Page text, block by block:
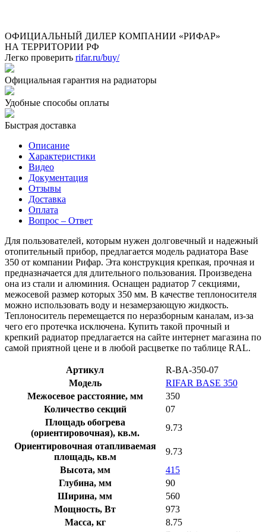
ОФИЦИАЛЬНЫЙ ДИЛЕР КОМПАНИИ «РИФАР»
НА ТЕРРИТОРИИ РФ
Легко проверить rifar.ru/buy/
Официальная гарантия на радиаторы
Удобные способы оплаты
Быстрая доставка
Описание
Характеристики
Видео
Документация
Отзывы
Доставка
Оплата
Вопрос – Ответ
Для пользователей, которым нужен долговечный и надежный
отопительный прибор, предлагается модель радиатора Base
350 от компании Рифар. Эта конструкция крепкая, прочная и
предназначается для длительного пользования. Произведена
она из стали и алюминия. Оснащен радиатор 7 секциями,
межосевой размер которых 350 мм. В качестве теплоносителя
можно использовать воду и незамерзающую жидкость.
Теплоноситель перемещается по неразборным каналам, из-за
чего его протечка исключена. Купить такой прочный и
крепкий радиатор предлагается на сайте интернет магазина по
самой приятной цене и в любой расцветке по таблице RAL.
Артикул
R-BA-350-07
Модель
RIFAR BASE 350
Межосевое расстояние, мм
350
Количество секций
07
Площадь обогрева
(ориентировочная), кв.м.
9.73
Ориентировочная отапливаемая
площадь, кв.м
9.73
Высота, мм
415
Глубина, мм
90
Ширина, мм
560
Мощность, Вт
973
Масса, кг
8.75